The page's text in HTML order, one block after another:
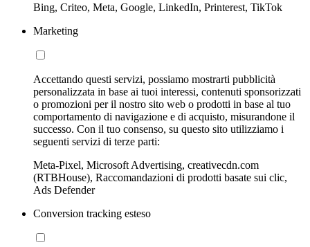
Bing, Criteo, Meta, Google, LinkedIn, Printerest, TikTok
Marketing
Accettando questi servizi, possiamo mostrarti pubblicità
personalizzata in base ai tuoi interessi, contenuti sponsorizzati
o promozioni per il nostro sito web o prodotti in base al tuo
comportamento di navigazione e di acquisto, misurandone il
successo. Con il tuo consenso, su questo sito utilizziamo i
seguenti servizi di terze parti:
Meta-Pixel, Microsoft Advertising, creativecdn.com
(RTBHouse), Raccomandazioni di prodotti basate sui clic,
Ads Defender
Conversion tracking esteso